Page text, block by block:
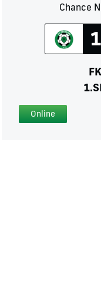
Chance
Online